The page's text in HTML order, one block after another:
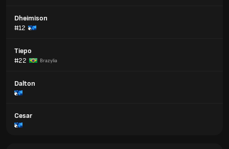
Dheimison
#12
Tiepo
#22
Brazylia
Dalton
Cesar